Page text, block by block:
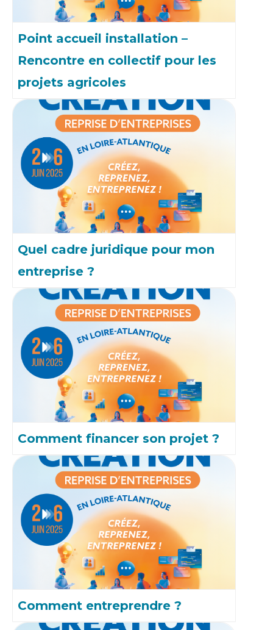
Point accueil installation –
Rencontre en collectif pour les
projets agricoles
Quel cadre juridique pour mon
entreprise ?
Comment financer son projet ?
Comment entreprendre ?